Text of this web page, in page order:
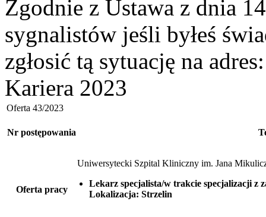
Zgodnie z Ustawa z dnia
sygnalistów jeśli byłeś
zgłosić tą sytuację na
Kariera 2023
Oferta 43/2023
Nr postępowania
Oferta pracy
Uniwersytecki Szpital Kliniczny im. Jana
Lekarz specjalista/w trakcie specjalizacji z
Lokalizacja: Strzelin